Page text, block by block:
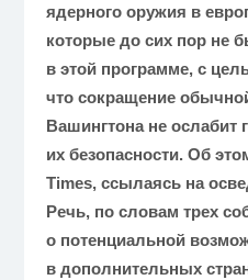
ядерного оружия в
которые до сих пор не
в этой программе, с
что сокращение
Вашингтона не ослабит
их безопасности. Об
Times, ссылаясь на
Речь, по словам трех
о потенциальной
в дополнительных